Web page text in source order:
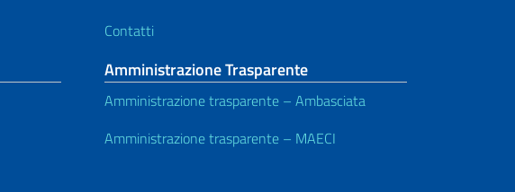
Contatti
Amministrazione Trasparente
Amministrazione trasparente – Ambasciata
Amministrazione trasparente – MAECI